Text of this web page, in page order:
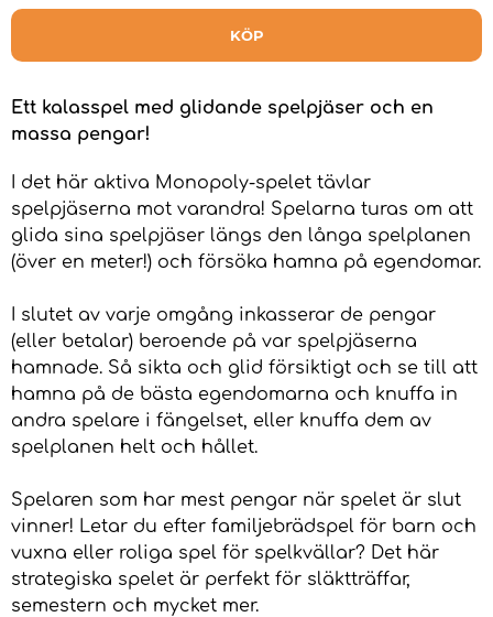
KÖP
Ett kalasspel med glidande spelpjäser och en
massa pengar!
I det här aktiva Monopoly-spelet tävlar
spelpjäserna mot varandra! Spelarna turas om att
glida sina spelpjäser längs den långa spelplanen
(över en meter!) och försöka hamna på egendomar.
I slutet av varje omgång inkasserar de pengar
(eller betalar) beroende på var spelpjäserna
hamnade. Så sikta och glid försiktigt och se till att
hamna på de bästa egendomarna och knuffa in
andra spelare i fängelset, eller knuffa dem av
spelplanen helt och hållet.
Spelaren som har mest pengar när spelet är slut
vinner! Letar du efter familjebrädspel för barn och
vuxna eller roliga spel för spelkvällar? Det här
strategiska spelet är perfekt för släktträffar,
semestern och mycket mer.